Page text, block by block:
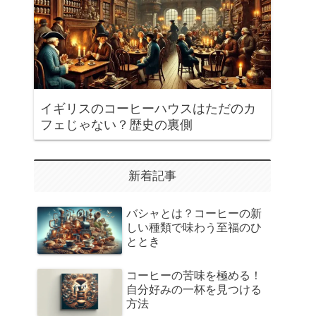
イギリスのコーヒーハウスはただのカ
フェじゃない？歴史の裏側
新着記事
バシャとは？コーヒーの新
しい種類で味わう至福のひ
ととき
コーヒーの苦味を極める！
自分好みの一杯を見つける
方法